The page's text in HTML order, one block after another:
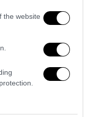
the website